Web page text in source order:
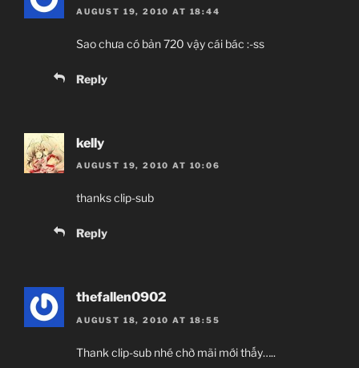
AUGUST 19, 2010 AT 18:44
Sao chưa có bản 720 vậy cái bác :-ss
Reply
kelly
AUGUST 19, 2010 AT 10:06
thanks clip-sub
Reply
thefallen0902
AUGUST 18, 2010 AT 18:55
Thank clip-sub nhé chờ mãi mới thấy…..